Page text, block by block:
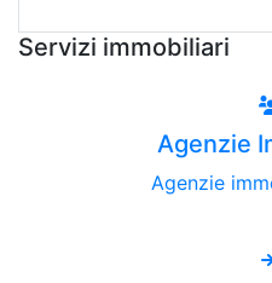
Servizi immobiliari
Agenzie
Agenzie